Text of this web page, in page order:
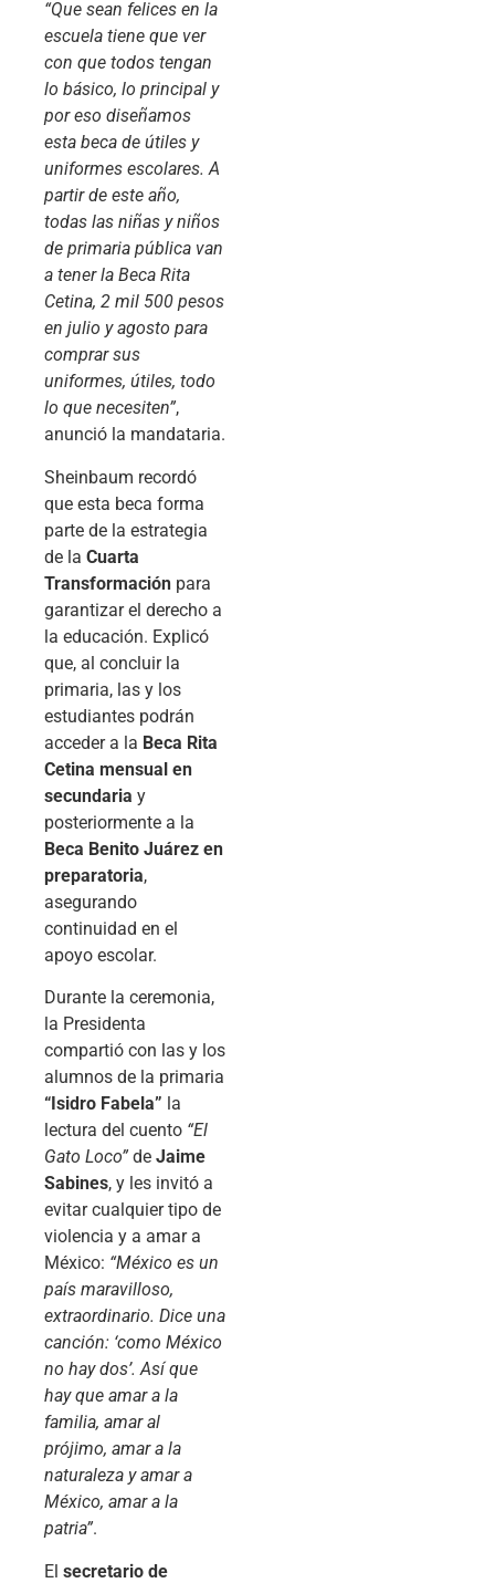
“Que sean felices en la
escuela tiene que ver
con que todos tengan
lo básico, lo principal y
por eso diseñamos
esta beca de útiles y
uniformes escolares. A
partir de este año,
todas las niñas y niños
de primaria pública van
a tener la Beca Rita
Cetina, 2 mil 500 pesos
en julio y agosto para
comprar sus
uniformes, útiles, todo
lo que necesiten”,
anunció la mandataria.
Sheinbaum recordó
que esta beca forma
parte de la estrategia
de la Cuarta
Transformación para
garantizar el derecho a
la educación. Explicó
que, al concluir la
primaria, las y los
estudiantes podrán
acceder a la Beca Rita
Cetina mensual en
secundaria y
posteriormente a la
Beca Benito Juárez en
preparatoria,
asegurando
continuidad en el
apoyo escolar.
Durante la ceremonia,
la Presidenta
compartió con las y los
alumnos de la primaria
“Isidro Fabela” la
lectura del cuento “El
Gato Loco” de Jaime
Sabines, y les invitó a
evitar cualquier tipo de
violencia y a amar a
México: “México es un
país maravilloso,
extraordinario. Dice una
canción: ‘como México
no hay dos’. Así que
hay que amar a la
familia, amar al
prójimo, amar a la
naturaleza y amar a
México, amar a la
patria”.
El secretario de